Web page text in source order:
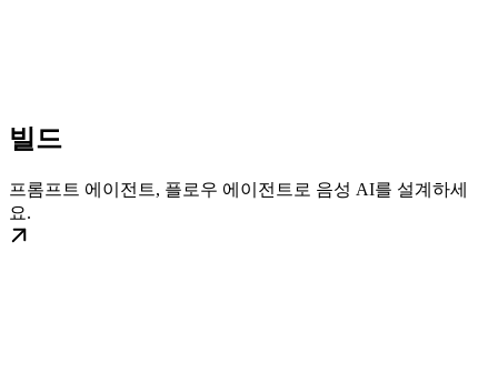
빌드
프롬프트 에이전트, 플로우 에이전트로 음성 AI를 설계하세
요.